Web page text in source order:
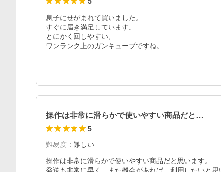
息子にせがまれて買いました。
すぐに届き満足しています。
とにかく回しやすい。
ワンランク上のガンキューブですね。
操作は非常に滑らかで使いやすい商品だと…
5
難易度 ： 難しい
操作は非常に滑らかで使いやすい商品だと思います。